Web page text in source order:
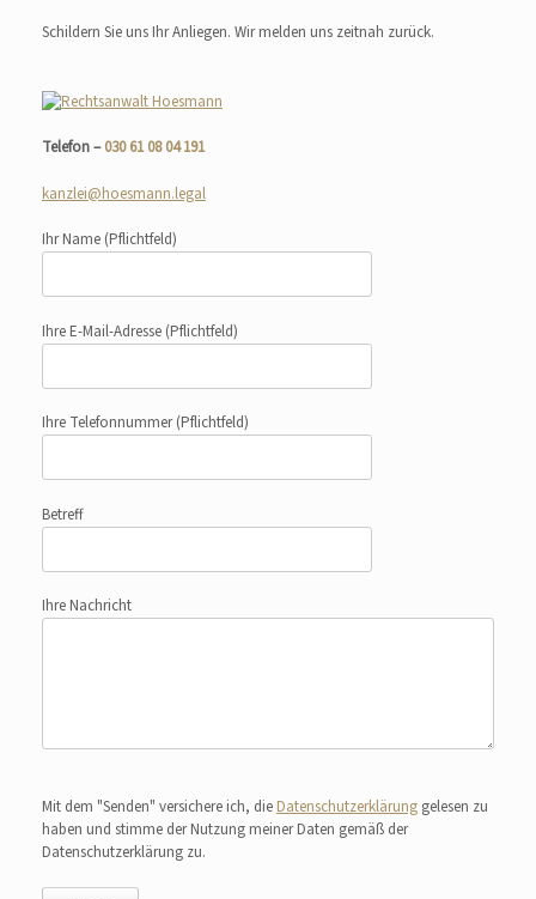
Schildern Sie uns Ihr Anliegen. Wir melden uns zeitnah zurück.
Telefon –030 61 08 04 191
kanzlei@hoesmann.legal
Ihr Name (Pflichtfeld)
Ihre E-Mail-Adresse (Pflichtfeld)
Ihre Telefonnummer(Pflichtfeld)
Betreff
Ihre Nachricht
Mit dem "Senden" versichere ich, die Datenschutzerklärung gelesen zu
haben und stimme der Nutzung meiner Daten gemäß der
Datenschutzerklärung zu.